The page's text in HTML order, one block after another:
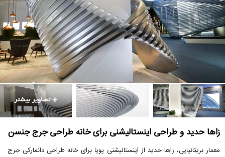
زاها حدید و طراحی اینستالیشنی برای خانه طراحی جرج جنسن
معمار بریتانیایی، زاها حدید از اینستالیشنی پویا برای خانه طراحی دانمارکی جرج